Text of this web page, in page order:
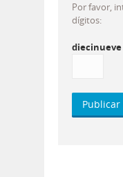
Por favor,
dígitos:
diecinueve